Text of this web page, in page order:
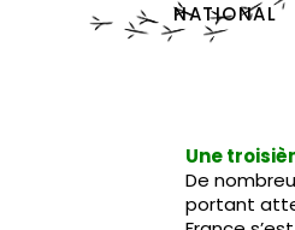
NATIONAL
Une
De
portant